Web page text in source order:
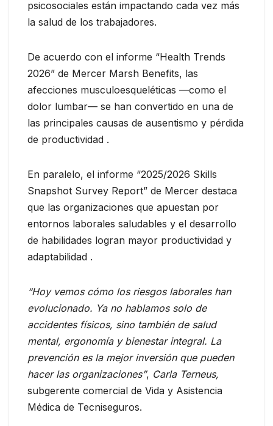
psicosociales están impactando cada vez más
la salud de los trabajadores.
De acuerdo con el informe “Health Trends
2026” de Mercer Marsh Benefits, las
afecciones musculoesqueléticas —como el
dolor lumbar— se han convertido en una de
las principales causas de ausentismo y pérdida
de productividad .
En paralelo, el informe “2025/2026 Skills
Snapshot Survey Report” de Mercer destaca
que las organizaciones que apuestan por
entornos laborales saludables y el desarrollo
de habilidades logran mayor productividad y
adaptabilidad .
“Hoy vemos cómo los riesgos laborales han
evolucionado. Ya no hablamos solo de
accidentes físicos, sino también de salud
mental, ergonomía y bienestar integral. La
prevención es la mejor inversión que pueden
hacer las organizaciones”, Carla Terneus,
subgerente comercial de Vida y Asistencia
Médica de Tecniseguros.